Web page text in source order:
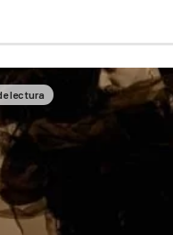
lectura